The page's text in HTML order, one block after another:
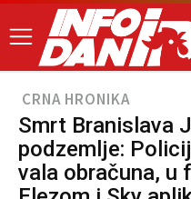
CRNA HRONIKA
Smrt Branislava
podzemlje:
vala obračuna, u